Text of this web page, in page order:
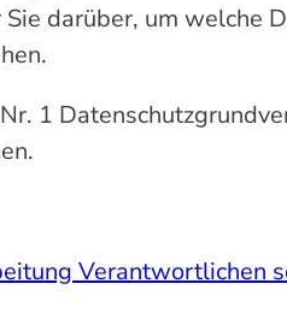
darüber, um
1
Verantwortlichen